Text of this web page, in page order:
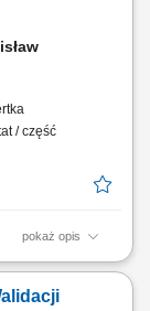
/ część
pokaż opis
z chorobami
przez
powikłań